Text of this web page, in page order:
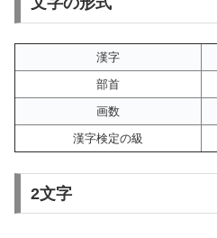
漢字
部首
画数
漢字検定の級
2文字